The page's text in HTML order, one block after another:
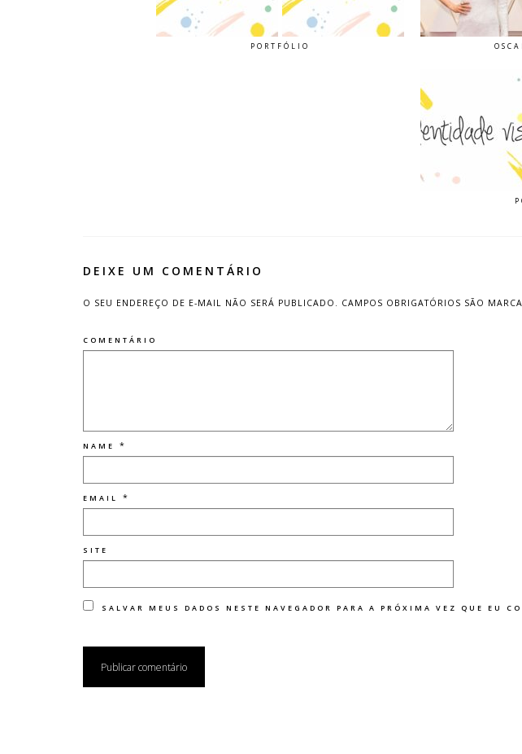
PORTFÓLIO
DEIXE UM COMENTÁRIO
O SEU ENDEREÇO DE E-MAIL NÃO SERÁ PUBLICADO. CAMPOS OBRIGATÓRIOS SÃO
COMENTÁRIO
NAME *
EMAIL *
SITE
SALVAR MEUS DADOS NESTE NAVEGADOR PARA A PRÓXIMA VEZ QUE EU